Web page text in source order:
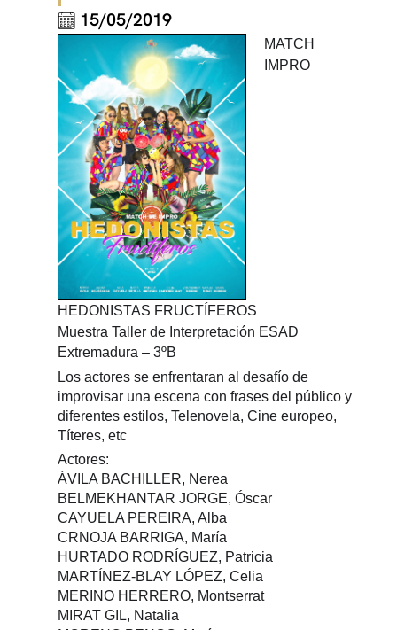
15/05/2019
MATCH
IMPRO
HEDONISTAS FRUCTÍFEROS
Muestra Taller de Interpretación ESAD
Extremadura – 3ºB
Los actores se enfrentaran al desafío de
improvisar una escena con frases del público y
diferentes estilos, Telenovela, Cine europeo,
Títeres, etc
Actores:
ÁVILA BACHILLER, Nerea
BELMEKHANTAR JORGE, Óscar
CAYUELA PEREIRA, Alba
CRNOJA BARRIGA, María
HURTADO RODRÍGUEZ, Patricia
MARTÍNEZ-BLAY LÓPEZ, Celia
MERINO HERRERO, Montserrat
MIRAT GIL, Natalia